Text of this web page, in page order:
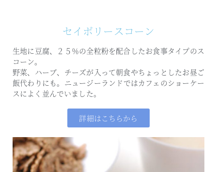
セイボリースコーン
生地に豆腐、２５％の全粒粉を配合したお食事タイプのス
コーン。
野菜、ハーブ、チーズが入って朝食やちょっとしたお昼ご
飯代わりにも。 ニュージーランドではカフェのショーケー
スによく並んでいました。
詳細はこちらから